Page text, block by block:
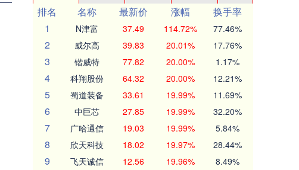
排名
名称 最新价 涨幅
换手率
1
N津富 37.49 114.72% 77.46%
2 威尔高 39.83 20.01% 17.76%
3 锴威特 77.82 20.00% 1.17%
4 科翔股份 64.32 20.00% 12.21%
5 蜀道装备 33.61 19.99% 11.69%
6 中巨芯 27.85 19.99% 32.20%
7 广哈通信 19.03 19.99% 5.84%
8 欣天科技 18.02 19.97% 28.44%
9 飞天诚信 12.56 19.96% 8.49%